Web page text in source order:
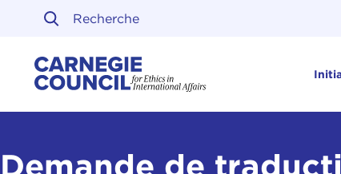
Skip to content
Demande de